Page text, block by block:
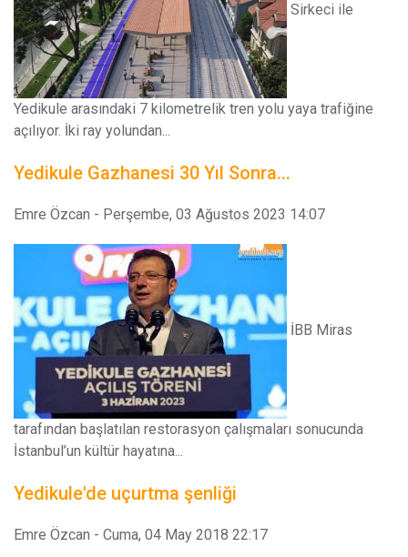
Sirkeci ile
Yedikule arasındaki 7 kilometrelik tren yolu yaya trafiğine
açılıyor. İki ray yolundan...
Yedikule Gazhanesi 30 Yıl Sonra...
Emre Özcan - Perşembe, 03 Ağustos 2023 14:07
İBB Miras
tarafından başlatılan restorasyon çalışmaları sonucunda
İstanbul’un kültür hayatına...
Yedikule'de uçurtma şenliği
Emre Özcan - Cuma, 04 May 2018 22:17